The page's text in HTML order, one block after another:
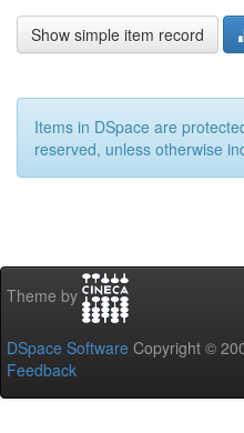
Show simple item record
Items in DSpace are
reserved, unless otherwise
Theme by
DSpace Software Copyright ©
Feedback